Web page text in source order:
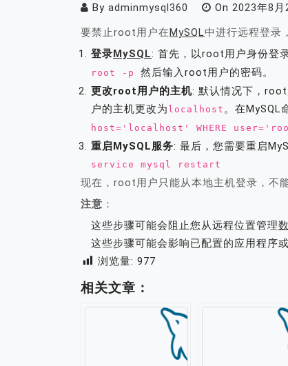
By adminmysql360 On 2023年8月
要禁止root用户在MySQL中进行远程登录
登录MySQL: 首先，以root用户身份登
root -p 然后输入root用户的密码。
更改root用户的主机: 默认情况下，
户的主机更改为 localhost 。在MySQL
host='localhost' WHERE
重启MySQL服务: 最后，您需要重启
service mysql restart
现在，root用户只能从本地主机登录，不
注意 ：
这些步骤可能会阻止您从远程位置管理
这些步骤可能会影响已配置的应用程序
浏览量: 977
相关文章：